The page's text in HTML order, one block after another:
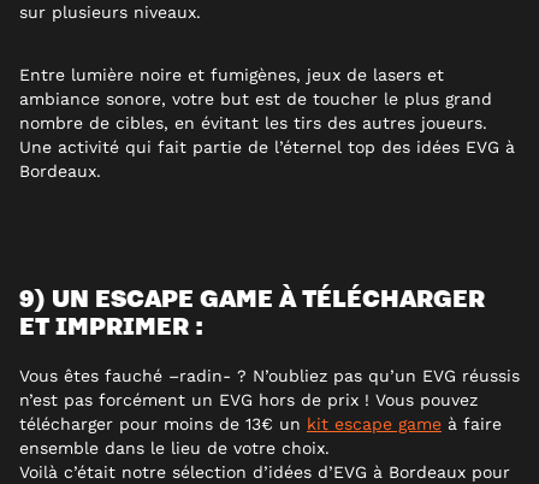
sur plusieurs niveaux.
Entre lumière noire et fumigènes, jeux de lasers et
ambiance sonore, votre but est de toucher le plus grand
nombre de cibles, en évitant les tirs des autres joueurs.
Une activité qui fait partie de l’éternel top des idées EVG à
Bordeaux.
9) UN ESCAPE GAME À TÉLÉCHARGER
ET IMPRIMER :
Vous êtes fauché –radin- ? N’oubliez pas qu’un EVG réussis
n’est pas forcément un EVG hors de prix ! Vous pouvez
télécharger pour moins de 13€ un kit escape game à faire
ensemble dans le lieu de votre choix.
Voilà c’était notre sélection d’idées d’EVG à Bordeaux pour